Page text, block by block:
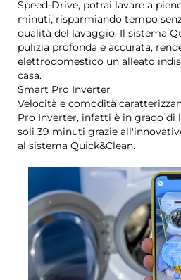
Speed-Drive, potrai lavare a
minuti, risparmiando tempo
qualità del lavaggio. Il sistema
pulizia profonda e accurata,
elettrodomestico un alleato
casa.
Smart Pro Inverter
Velocità e comodità
Pro Inverter, infatti è in grado di
soli 39 minuti grazie
al sistema Quick&Clean.